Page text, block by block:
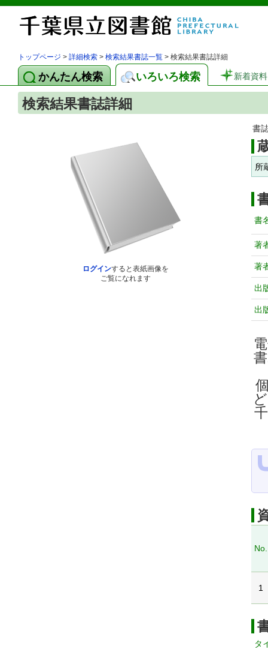
トップページ > 詳細検索 > 検索結果書誌一覧 > 検索結果書誌詳細
かんたん検索 いろいろ検索 新着資料
検索結果書誌詳細
ログインすると表紙画像を
ご覧になれます
書
所
書
著
著
出
出
No.
1
タ